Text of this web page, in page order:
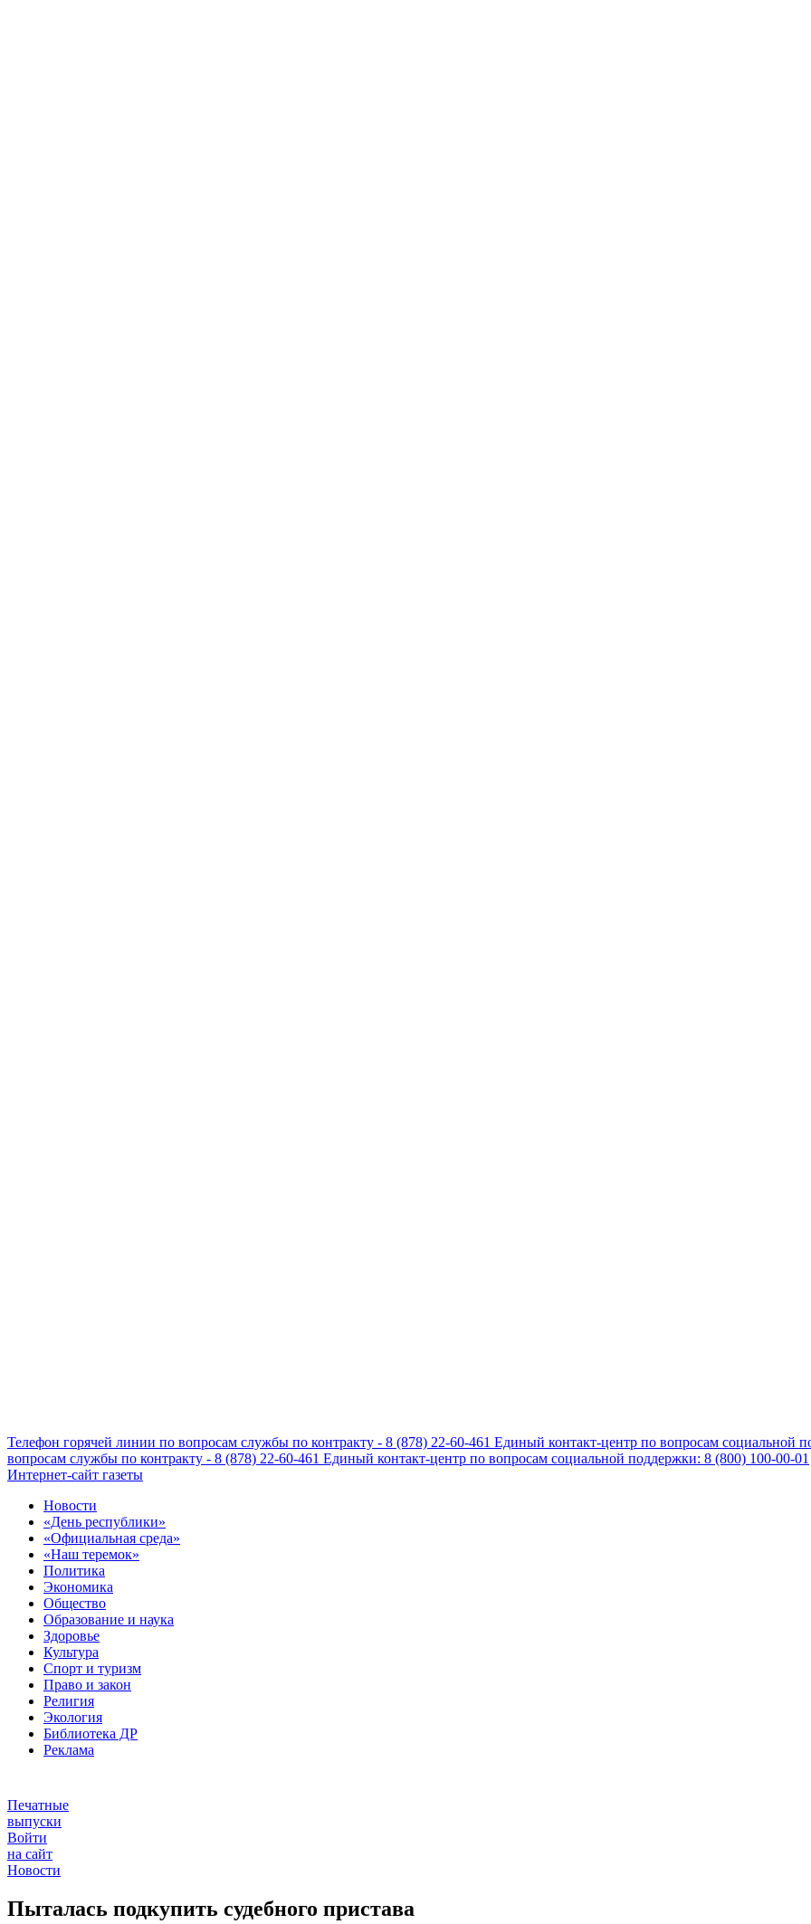
Телефон горячей линии по вопросам службы по контракту - 8 (878) 22-60-461 Единый контакт-центр по вопросам социальной
вопросам службы по контракту - 8 (878) 22-60-461 Единый контакт-центр по вопросам социальной поддержки: 8 (800) 100-00-01
Интернет-сайт газеты
Новости
«День республики»
«Официальная среда»
«Наш теремок»
Политика
Экономика
Общество
Образование и наука
Здоровье
Культура
Спорт и туризм
Право и закон
Религия
Экология
Библиотека ДР
Реклама
Печатные
выпуски
Войти
на сайт
Новости
Пыталась подкупить судебного пристава